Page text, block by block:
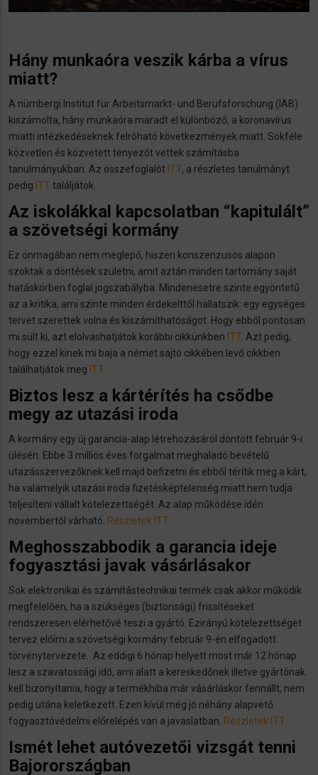
Hány munkaóra veszik kárba a vírus
miatt?
A nürnbergi Institut für Arbeitsmarkt- und Berufsforschung (IAB)
kiszámolta, hány munkaóra maradt el különböző, a koronavírus
miatti intézkedéseknek felróható következmények miatt. Sokféle
közvetlen és közvetett tényezőt vettek számításba
tanulmányukban. Az összefoglalót ITT, a részletes tanulmányt
pedig ITT találjátok.
Az iskolákkal kapcsolatban “kapitulált”
a szövetségi kormány
Ez önmagában nem meglepő, hiszen konszenzusos alapon
szoktak a döntések születni, amit aztán minden tartomány saját
hatáskörben foglal jogszabályba. Mindenesetre szinte egyöntetű
az a kritika, ami szinte minden érdekelttől hallatszik: egy egységes
tervet szerettek volna és kiszámíthatóságot. Hogy ebből pontosan
mi sült ki, azt elolvashatjátok korábbi cikkünkben ITT. Azt pedig,
hogy ezzel kinek mi baja a német sajtó cikkében levő cikkben
találhatjátok meg ITT.
Biztos lesz a kártérítés ha csődbe
megy az utazási iroda
A kormány egy új garancia-alap létrehozásáról döntött február 9-i
ülésén. Ebbe 3 milliós éves forgalmat meghaladó bevételű
utazásszervezőknek kell majd befizetni és ebből térítik meg a kárt,
ha valamelyik utazási iroda fizetésképtelenség miatt nem tudja
teljesíteni vállalt kötelezettségét. Az alap működése idén
novembertől várható. Részletek ITT…
Meghosszabbodik a garancia ideje
fogyasztási javak vásárlásakor
Sok elektronikai és számítástechnikai termék csak akkor működik
megfelelően, ha a szükséges (biztonsági) frissítéseket
rendszeresen elérhetővé teszi a gyártó. Ezirányú kötelezettséget
tervez előírni a szövetségi kormány február 9-én elfogadott
törvénytervezete. Az eddigi 6 hónap helyett most már 12 hónap
lesz a szavatossági idő, ami alatt a kereskedőnek illetve gyártónak
kell bizonyítania, hogy a termékhiba már vásárláskor fennállt, nem
pedig utána keletkezett. Ezen kívül még jó néhány alapvető
fogyasztóvédelmi előrelépés van a javaslatban. Részletek ITT…
Ismét lehet autóvezetői vizsgát tenni
Bajorországban